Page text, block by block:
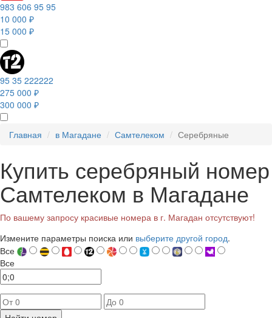
983 606 95 95
10 000 ₽
15 000 ₽
95 35 222222
275 000 ₽
300 000 ₽
Главная в Магадане Самтелеком Серебряные
Купить серебряный номер
Самтелеком в Магадане
По вашему запросу красивые номера в г. Магадан отсутствуют!
Измените параметры поиска или выберите другой город.
Все
Все